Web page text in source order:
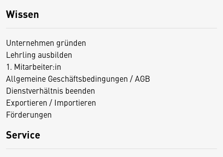
Wissen
Unternehmen gründen
Lehrling ausbilden
1. Mitarbeiter:in
Allgemeine Geschäftsbedingungen / AGB
Dienstverhältnis beenden
Exportieren / Importieren
Förderungen
Service